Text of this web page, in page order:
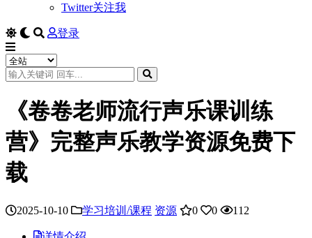
Twitter关注我
登录
《卷卷老师流行声乐课训练
营》完整声乐教学资源免费下
载
2025-10-10 学习培训/课程 资源 0 0 112